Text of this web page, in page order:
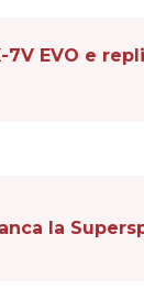
7V EVO e
la